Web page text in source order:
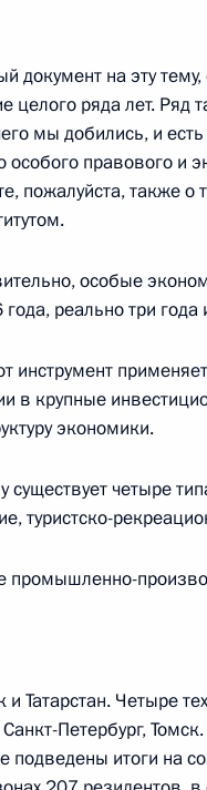
среда
– новая
Алексеем Кудриным
Москва, Кремль
Правительства
Чешской
документ на эту
целого ряда лет. Ряд
мы добились, и
особого правового и
пожалуйста, также о
особые
реально три
инструмент
в крупные
экономики.
существует четыре
туристско-
промышленно-
Татарстан. Четыре
Петербург,
подведены итоги на